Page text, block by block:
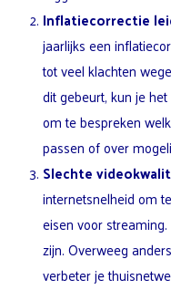
Inflatiecorrectie
jaarlijks een
tot veel klachten
dit gebeurt, kun je
om te bespreken
passen of over
Slechte
internetsnelheid om
eisen voor
zijn. Overweeg
verbeter je